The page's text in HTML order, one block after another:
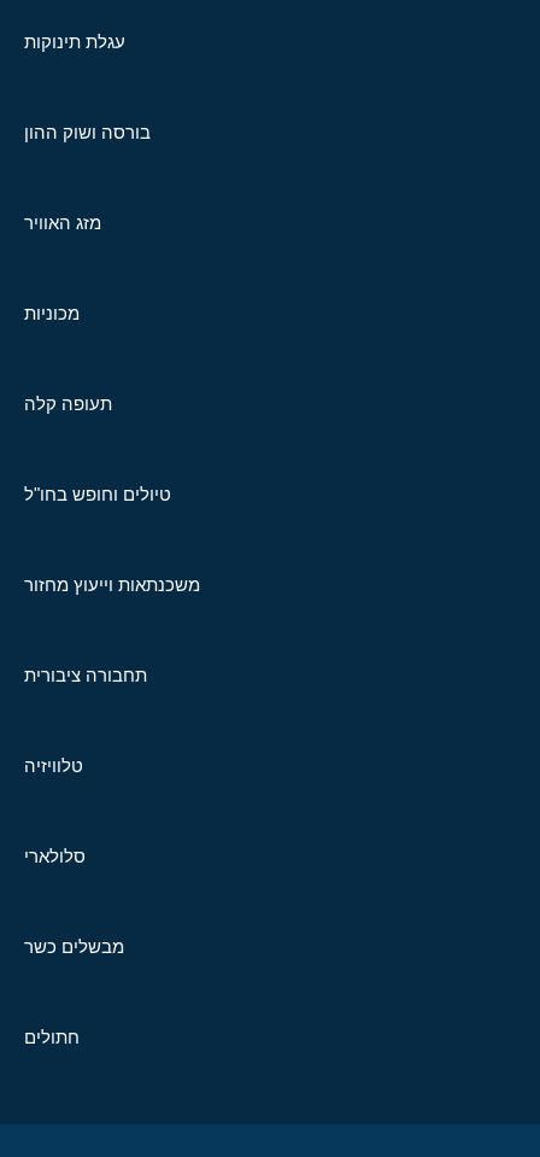
עגלת תינוקות
בורסה ושוק ההון
מזג האוויר
מכוניות
תעופה קלה
טיולים וחופש בחו"ל
משכנתאות וייעוץ מחזור
תחבורה ציבורית
טלוויזיה
סלולארי
מבשלים כשר
חתולים